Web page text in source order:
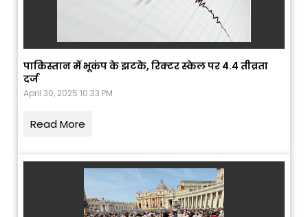
पाकिस्तान में भूकंप के झटके, रिक्टर स्केल पर 4.4 तीव्रता
दर्ज
April 30, 2025 10:33 PM
Read More